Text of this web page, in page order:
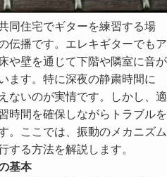
同住宅でギターを練習する場
伝播です。エレキギターでもア
や壁を通じて下階や隣室に音が
ます。特に深夜の静粛時間に
ないのが実情です。しかし、適
時間を確保しながらトラブルを
。ここでは、振動のメカニズム
する方法を解説します。
基本